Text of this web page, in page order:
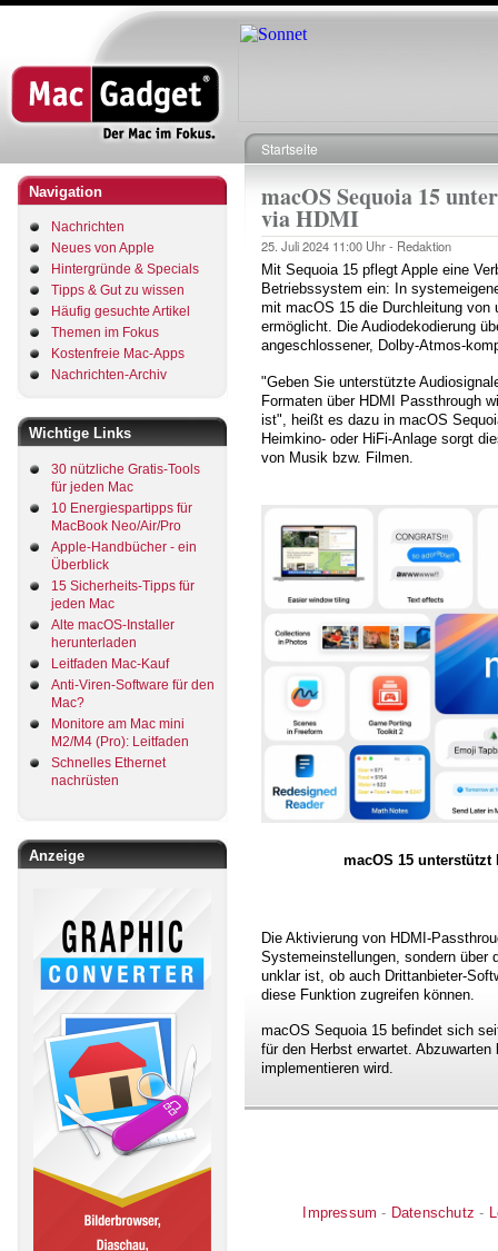
Direkt
zum
Navigation
Nachrichten
Neues von Apple
Hintergründe & Specials
Tipps & Gut zu wissen
Häufig gesuchte Artikel
Themen im Fokus
Kostenfreie Mac-Apps
Nachrichten-Archiv
Wichtige Links
30 nützliche Gratis-Tools
für jeden Mac
10 Energiespartipps für
MacBook Neo/Air/Pro
Apple-Handbücher - ein
Überblick
15 Sicherheits-Tipps für
jeden Mac
Alte macOS-Installer
herunterladen
Leitfaden Mac-Kauf
Anti-Viren-Software für den
Mac?
Monitore am Mac mini
M2/M4 (Pro): Leitfaden
Schnelles Ethernet
nachrüsten
Anzeige
Pfadnavigation
Startseite
macOS Sequoia 15
via HDMI
25. Juli 2024 11:00 Uhr - Redaktion
Mit Sequoia 15 pflegt Apple eine
Betriebssystem ein: In
mit macOS 15 die Durchleitung von
ermöglicht. Die Audiodekodierung
angeschlossener, Dolby-Atmos-
"Geben Sie unterstützte
Formaten über HDMI Passthrough
ist", heißt es dazu in macOS
Heimkino- oder HiFi-Anlage sorgt
von Musik bzw. Filmen.
macOS 15
Die Aktivierung von HDMI-
Systemeinstellungen, sondern über
unklar ist, ob auch Drittanbieter-
diese Funktion zugreifen können.
macOS Sequoia 15 befindet sich
für den Herbst erwartet.
implementieren wird.
Impressum - Datenschutz -